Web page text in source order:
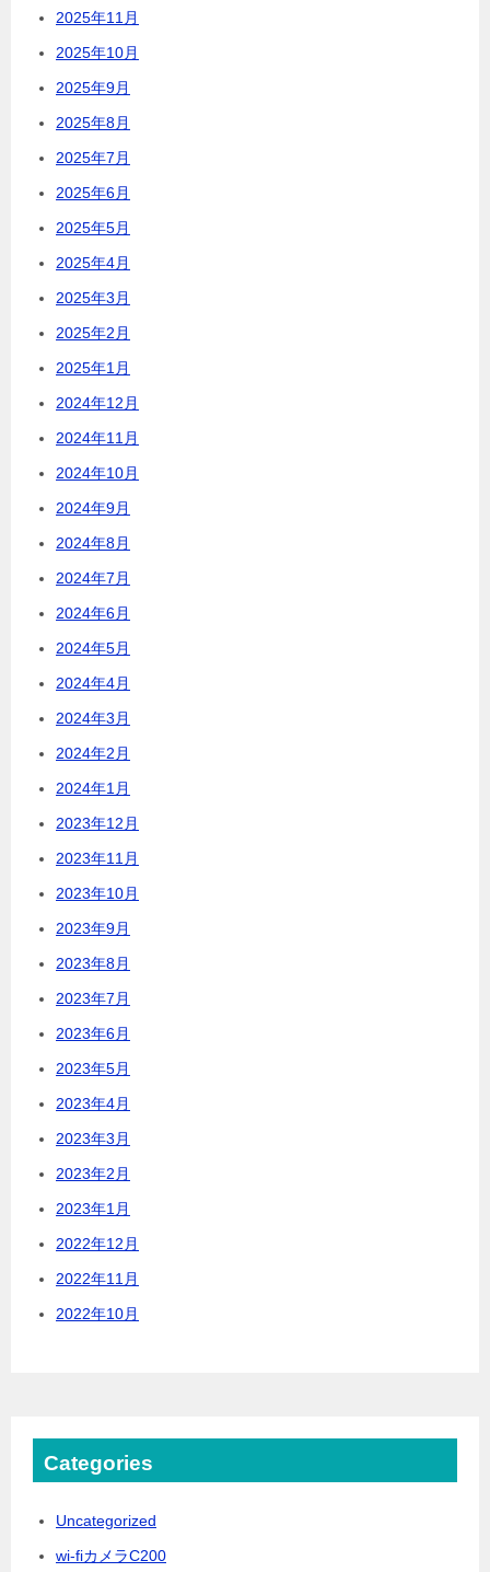
2025年11月
2025年10月
2025年9月
2025年8月
2025年7月
2025年6月
2025年5月
2025年4月
2025年3月
2025年2月
2025年1月
2024年12月
2024年11月
2024年10月
2024年9月
2024年8月
2024年7月
2024年6月
2024年5月
2024年4月
2024年3月
2024年2月
2024年1月
2023年12月
2023年11月
2023年10月
2023年9月
2023年8月
2023年7月
2023年6月
2023年5月
2023年4月
2023年3月
2023年2月
2023年1月
2022年12月
2022年11月
2022年10月
Categories
Uncategorized
wi-fiカメラC200